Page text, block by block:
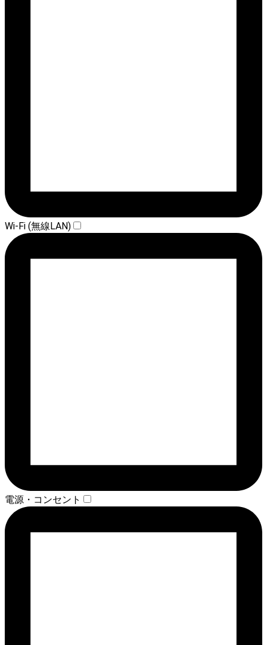
Wi-Fi (無線LAN)
電源・コンセント